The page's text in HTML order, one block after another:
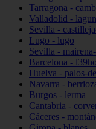
Tarragona -
Valladolid -
Sevilla -
Lugo - lugo
Sevilla -
Barcelona -
Huelva - palos-
Navarra -
Burgos - lerma
Cantabria -
Cáceres -